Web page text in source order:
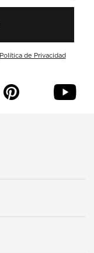
Política de Privacidad
p y